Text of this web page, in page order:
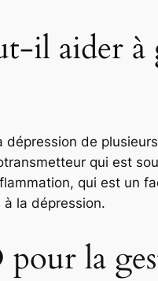
il aider à
de
qui est
qui est un
à la dépression.
la